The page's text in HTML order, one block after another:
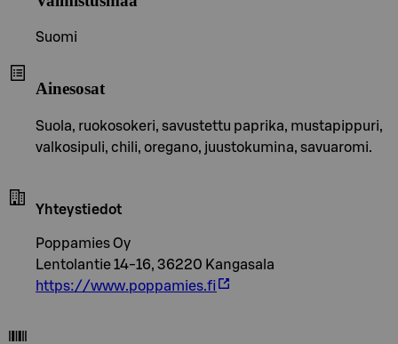
Suomi
Ainesosat
Suola, ruokosokeri, savustettu paprika, mustapippuri,
valkosipuli, chili, oregano, juustokumina, savuaromi.
Yhteystiedot
Poppamies Oy
Lentolantie 14-16, 36220 Kangasala
https://www.poppamies.fi